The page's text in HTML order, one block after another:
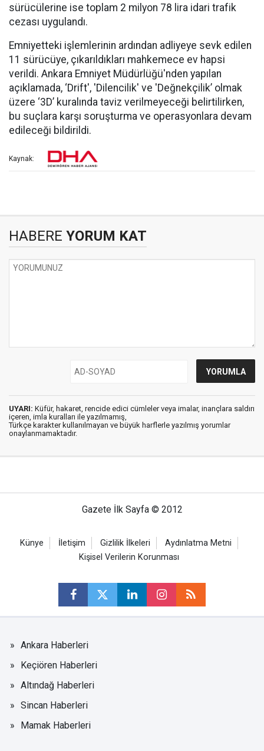
sürücülerine ise toplam 2 milyon 78 lira idari trafik
cezası uygulandı.
Emniyetteki işlemlerinin ardından adliyeye sevk edilen
11 sürücüye, çıkarıldıkları mahkemece ev hapsi
verildi. Ankara Emniyet Müdürlüğü'nden yapılan
açıklamada, ‘Drift', 'Dilencilik' ve 'Değnekçilik’ olmak
üzere ‘3D’ kuralında taviz verilmeyeceği belirtilirken,
bu suçlara karşı soruşturma ve operasyonlara devam
edileceği bildirildi.
Kaynak:
HABERE YORUM KAT
UYARI: Küfür, hakaret, rencide edici cümleler veya imalar, inançlara saldırı
içeren, imla kuralları ile yazılmamış,
Türkçe karakter kullanılmayan ve büyük harflerle yazılmış yorumlar
onaylanmamaktadır.
Gazete İlk Sayfa © 2012
Künye İletişim Gizlilik İlkeleri
Aydınlatma Metni
Kişisel Verilerin Korunması
Ankara Haberleri
Keçiören Haberleri
Altındağ Haberleri
Sincan Haberleri
Mamak Haberleri